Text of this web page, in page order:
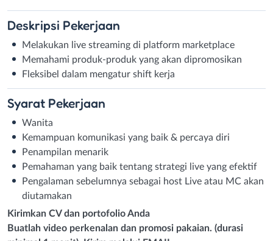
Deskripsi Pekerjaan
Melakukan live streaming di platform marketplace
Memahami produk-produk yang akan dipromosikan
Fleksibel dalam mengatur shift kerja
Syarat Pekerjaan
Wanita
Kemampuan komunikasi yang baik & percaya diri
Penampilan menarik
Pemahaman yang baik tentang strategi live yang efektif
Pengalaman sebelumnya sebagai host Live atau MC akan
diutamakan
Kirimkan CV dan portofolio Anda
Buatlah video perkenalan dan promosi pakaian. (durasi